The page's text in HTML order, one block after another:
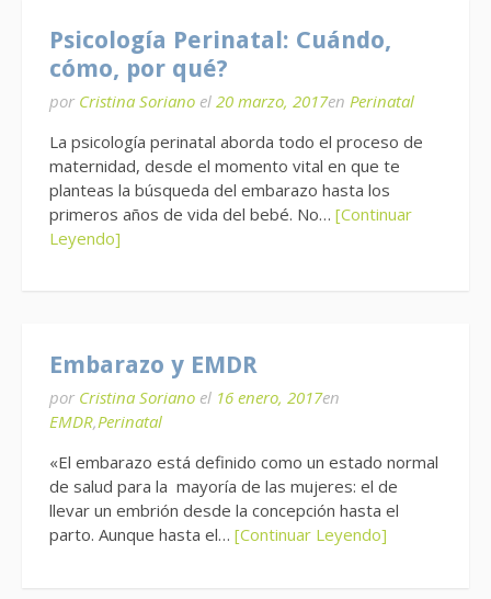
Psicología Perinatal: Cuándo,
cómo, por qué?
por Cristina Soriano el 20 marzo, 2017en Perinatal
La psicología perinatal aborda todo el proceso de
maternidad, desde el momento vital en que te
planteas la búsqueda del embarazo hasta los
primeros años de vida del bebé. No… [Continuar
Leyendo]
Embarazo y EMDR
por Cristina Soriano el 16 enero, 2017en
EMDR,Perinatal
«El embarazo está definido como un estado normal
de salud para la mayoría de las mujeres: el de
llevar un embrión desde la concepción hasta el
parto. Aunque hasta el… [Continuar Leyendo]